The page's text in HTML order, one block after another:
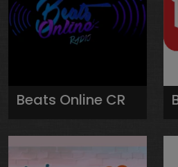
Beats Online CR